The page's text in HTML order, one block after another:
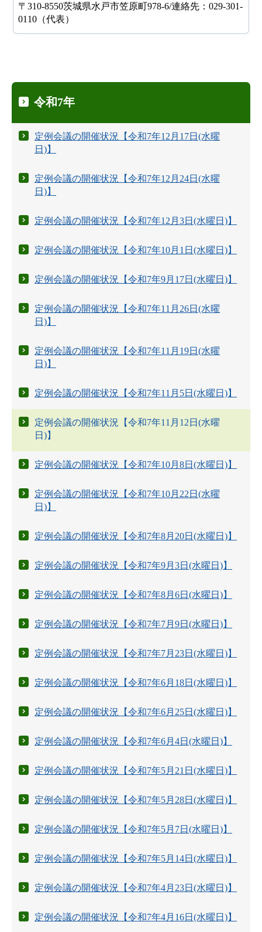
〒310-8550茨城県水戸市笠原町978-6/連絡先：029-301-
0110（代表）
令和7年
定例会議の開催状況【令和7年12月17日(水曜
日)】
定例会議の開催状況【令和7年12月24日(水曜
日)】
定例会議の開催状況【令和7年12月3日(水曜日)】
定例会議の開催状況【令和7年10月1日(水曜日)】
定例会議の開催状況【令和7年9月17日(水曜日)】
定例会議の開催状況【令和7年11月26日(水曜
日)】
定例会議の開催状況【令和7年11月19日(水曜
日)】
定例会議の開催状況【令和7年11月5日(水曜日)】
定例会議の開催状況【令和7年11月12日(水曜
日)】
定例会議の開催状況【令和7年10月8日(水曜日)】
定例会議の開催状況【令和7年10月22日(水曜
日)】
定例会議の開催状況【令和7年8月20日(水曜日)】
定例会議の開催状況【令和7年9月3日(水曜日)】
定例会議の開催状況【令和7年8月6日(水曜日)】
定例会議の開催状況【令和7年7月9日(水曜日)】
定例会議の開催状況【令和7年7月23日(水曜日)】
定例会議の開催状況【令和7年6月18日(水曜日)】
定例会議の開催状況【令和7年6月25日(水曜日)】
定例会議の開催状況【令和7年6月4日(水曜日)】
定例会議の開催状況【令和7年5月21日(水曜日)】
定例会議の開催状況【令和7年5月28日(水曜日)】
定例会議の開催状況【令和7年5月7日(水曜日)】
定例会議の開催状況【令和7年5月14日(水曜日)】
定例会議の開催状況【令和7年4月23日(水曜日)】
定例会議の開催状況【令和7年4月16日(水曜日)】